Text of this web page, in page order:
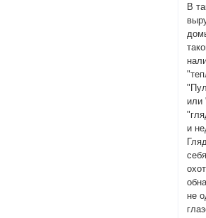
В
или
и
не